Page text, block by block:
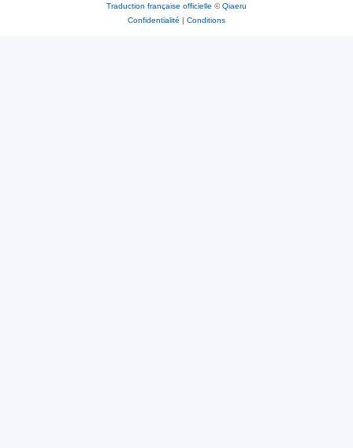
Traduction française officielle ©Qiaeru
Confidentialité | Conditions